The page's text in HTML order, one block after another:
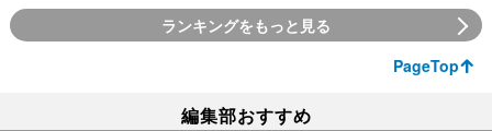
ランキングをもっと見る
PageTop
編集部おすすめ